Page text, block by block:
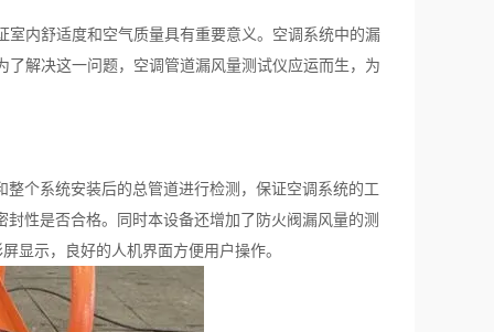
内舒适度和空气质量具有重要意义。空调系统中的漏
解决这一问题，空调管道漏风量测试仪应运而生，为
个系统安装后的总管道进行检测，保证空调系统的工
性是否合格。同时本设备还增加了防火阀漏风量的测
显示，良好的人机界面方便用户操作。